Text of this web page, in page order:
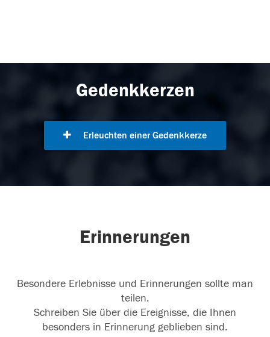
Gedenkkerzen
Erleuchten einer Gedenkkerze
Erinnerungen
Besondere Erlebnisse und Erinnerungen sollte man
teilen.
Schreiben Sie über die Ereignisse, die Ihnen
besonders in Erinnerung geblieben sind.